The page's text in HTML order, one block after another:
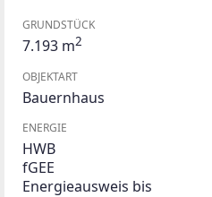
GRUNDSTÜCK
7.193 m2
OBJEKTART
Bauernhaus
ENERGIE
HWB
fGEE
Energieausweis bis